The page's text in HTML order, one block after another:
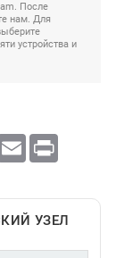
После
нам. Для
устройства и
Email Print
УЗЕЛ